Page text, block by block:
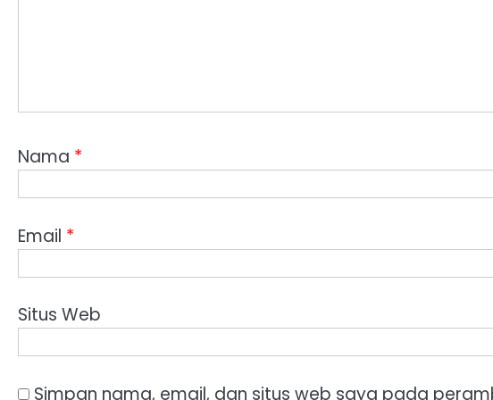
Nama *
Email *
Situs Web
Simpan nama, email, dan situs web saya pada